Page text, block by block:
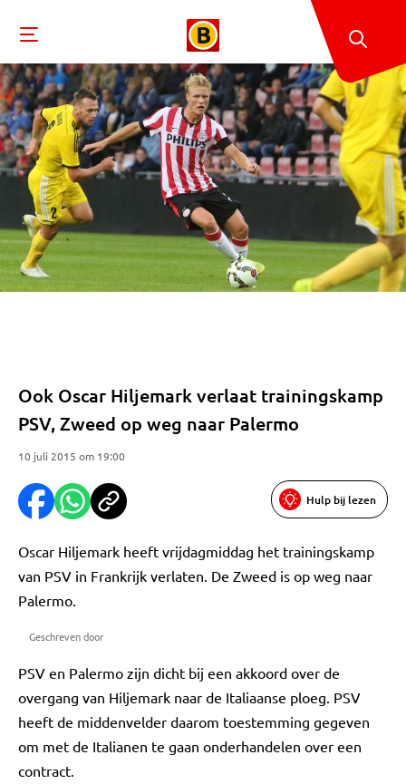
Ook Oscar Hiljemark verlaat trainingskamp
PSV, Zweed op weg naar Palermo
10 juli 2015 om 19:00
Hulp bij lezen
Oscar Hiljemark heeft vrijdagmiddag het trainingskamp
van PSV in Frankrijk verlaten. De Zweed is op weg naar
Palermo.
Geschreven door
PSV en Palermo zijn dicht bij een akkoord over de
overgang van Hiljemark naar de Italiaanse ploeg. PSV
heeft de middenvelder daarom toestemming gegeven
om met de Italianen te gaan onderhandelen over een
contract.